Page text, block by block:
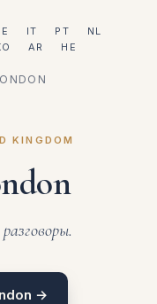
IT PT
NL
AR HE
KINGDOM
→